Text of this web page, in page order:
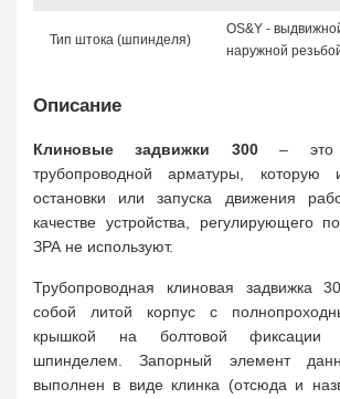
Тип штока (шпинделя)
OS&Y -
наружной
Описание
Клиновые задвижки 300– это
трубопроводной арматуры, которую
остановки или запуска движения
качестве устройства, регулирующего
ЗРА не используют.
Трубопроводная клиновая задвижка
собой литой корпус с
крышкой на болтовой
шпинделем. Запорный элемент
выполнен в виде клинка (отсюда и